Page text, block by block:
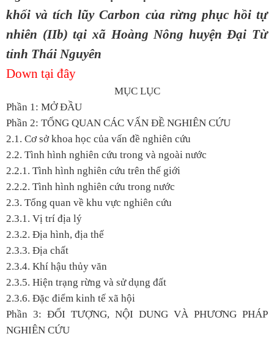
khối và tích lũy Carbon của rừng phục hồi tự
nhiên (IIb) tại xã Hoàng Nông huyện Đại Từ
tỉnh Thái Nguyên
Down tại đây
MỤC LỤC
Phần 1: MỞ ĐẦU
Phần 2: TỔNG QUAN CÁC VẤN ĐỀ NGHIÊN CỨU
2.1. Cơ sở khoa học của vấn đề nghiên cứu
2.2. Tình hình nghiên cứu trong và ngoài nước
2.2.1. Tình hình nghiên cứu trên thế giới
2.2.2. Tình hình nghiên cứu trong nước
2.3. Tổng quan về khu vực nghiên cứu
2.3.1. Vị trí địa lý
2.3.2. Địa hình, địa thế
2.3.3. Địa chất
2.3.4. Khí hậu thủy văn
2.3.5. Hiện trạng rừng và sử dụng đất
2.3.6. Đặc điểm kinh tế xã hội
Phần 3: ĐỐI TƯỢNG, NỘI DUNG VÀ PHƯƠNG PHÁP
NGHIÊN CỨU